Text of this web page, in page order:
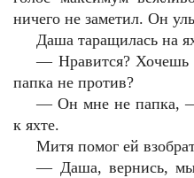
ничего не заметил. Он
Даша таращилась на
— Нравится? Хочешь
папка не против?
—Он мне не папка,
к яхте.
Митя помог ей
— Даша, вернись,